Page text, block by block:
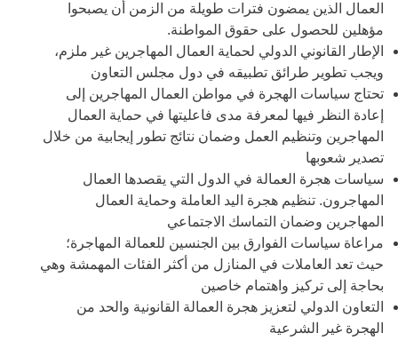
العمال الذين يمضون فترات طويلة من الزمن أن يصبحوا
مؤهلين للحصول على حقوق المواطنة.
الإطار القانوني الدولي لحماية العمال المهاجرين غير ملزم،
ويجب تطوير طرائق تطبيقه في دول مجلس التعاون
تحتاج سياسات الهجرة في مواطن العمال المهاجرين إلى
إعادة النظر فيها لمعرفة مدى فاعليتها في حماية العمال
المهاجرين وتنظيم العمل وضمان نتائج تطور إيجابية من خلال
تصدير شعوبها
سياسات هجرة العمالة في الدول التي يقصدها العمال
المهاجرون. تنظيم هجرة اليد العاملة وحماية العمال
المهاجرين وضمان التماسك الاجتماعي
مراعاة سياسات الفوارق بين الجنسين للعمالة المهاجرة؛
حيث تعد العاملات في المنازل من أكثر الفئات المهمشة وهي
بحاجة إلى تركيز واهتمام خاصين
التعاون الدولي لتعزيز هجرة العمالة القانونية والحد من
الهجرة غير الشرعية